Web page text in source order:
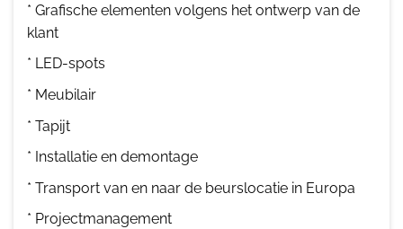
* Grafische elementen volgens het ontwerp van de
klant
* LED-spots
* Meubilair
* Tapijt
* Installatie en demontage
* Transport van en naar de beurslocatie in Europa
* Projectmanagement